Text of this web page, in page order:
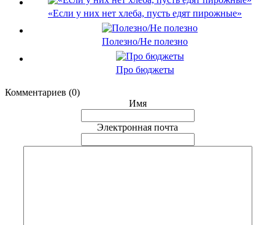
«Если у них нет хлеба, пусть едят пирожные»
Полезно/Не полезно
Про бюджеты
Комментариев (0)
Имя
Электронная почта